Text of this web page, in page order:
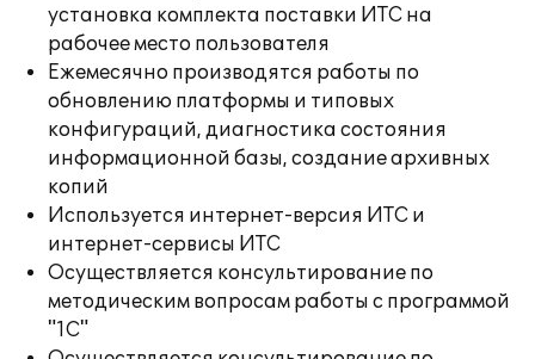
установка комплекта поставки ИТС на
рабочее место пользователя
Ежемесячно производятся работы по
обновлению платформы и типовых
конфигураций, диагностика состояния
информационной базы, создание архивных
копий
Используется интернет-версия ИТС и
интернет-сервисы ИТС
Осуществляется консультирование по
методическим вопросам работы с программой
"1С"